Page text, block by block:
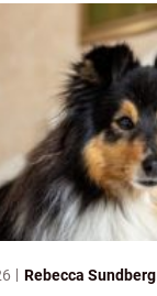
Rebecca Sundberg